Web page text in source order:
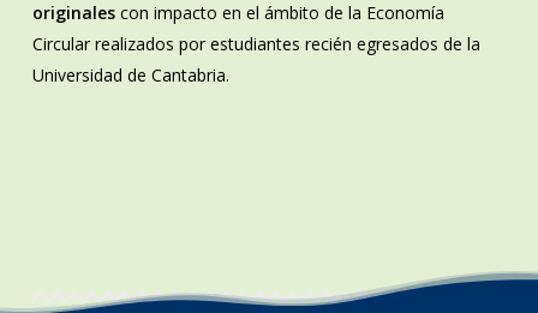
originalescon impacto en el ámbito de la Economía
Circular realizados por estudiantes recién egresados de la
Universidad de Cantabria.